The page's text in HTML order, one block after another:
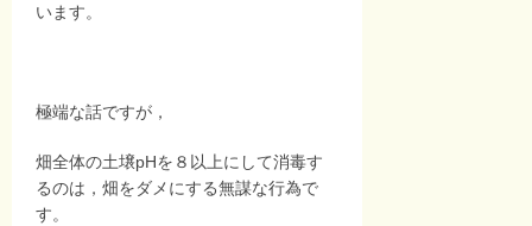
います。
極端な話ですが，
畑全体の土壌pHを８以上にして消毒す
るのは，畑をダメにする無謀な行為で
す。